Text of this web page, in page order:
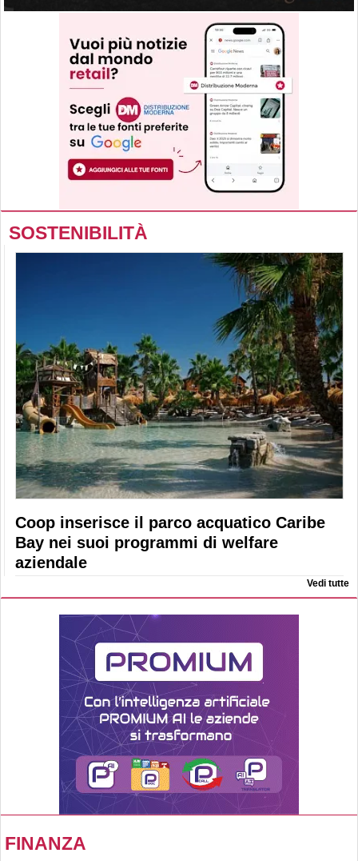
SOSTENIBILITÀ
Coop inserisce il parco acquatico Caribe
Bay nei suoi programmi di welfare
aziendale
Vedi tutte
FINANZA